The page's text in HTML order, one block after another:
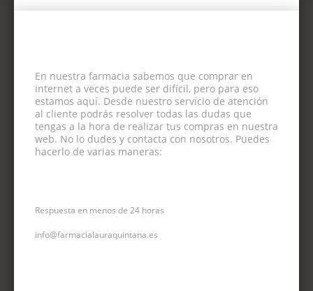
En nuestra farmacia sabemos que comprar en
internet a veces puede ser difícil, pero para eso
estamos aquí. Desde nuestro servicio de atención
al cliente podrás resolver todas las dudas que
tengas a la hora de realizar tus compras en nuestra
web. No lo dudes y contacta con nosotros. Puedes
hacerlo de varias maneras:
Respuesta en menos de 24 horas
info@farmacialauraquintana.es